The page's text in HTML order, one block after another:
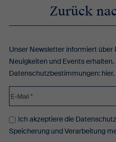
Zurück
Unser Newsletter informiert über
Neuigkeiten und Events erhalten.
Datenschutzbestimmungen: hier.
Ich akzeptiere die
Speicherung und Verarbeitung